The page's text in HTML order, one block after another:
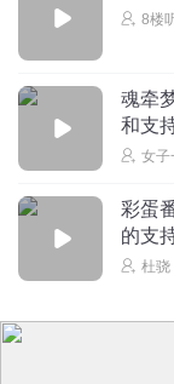
8楼
魂牵
和支
女子
彩蛋
的支
杜骁